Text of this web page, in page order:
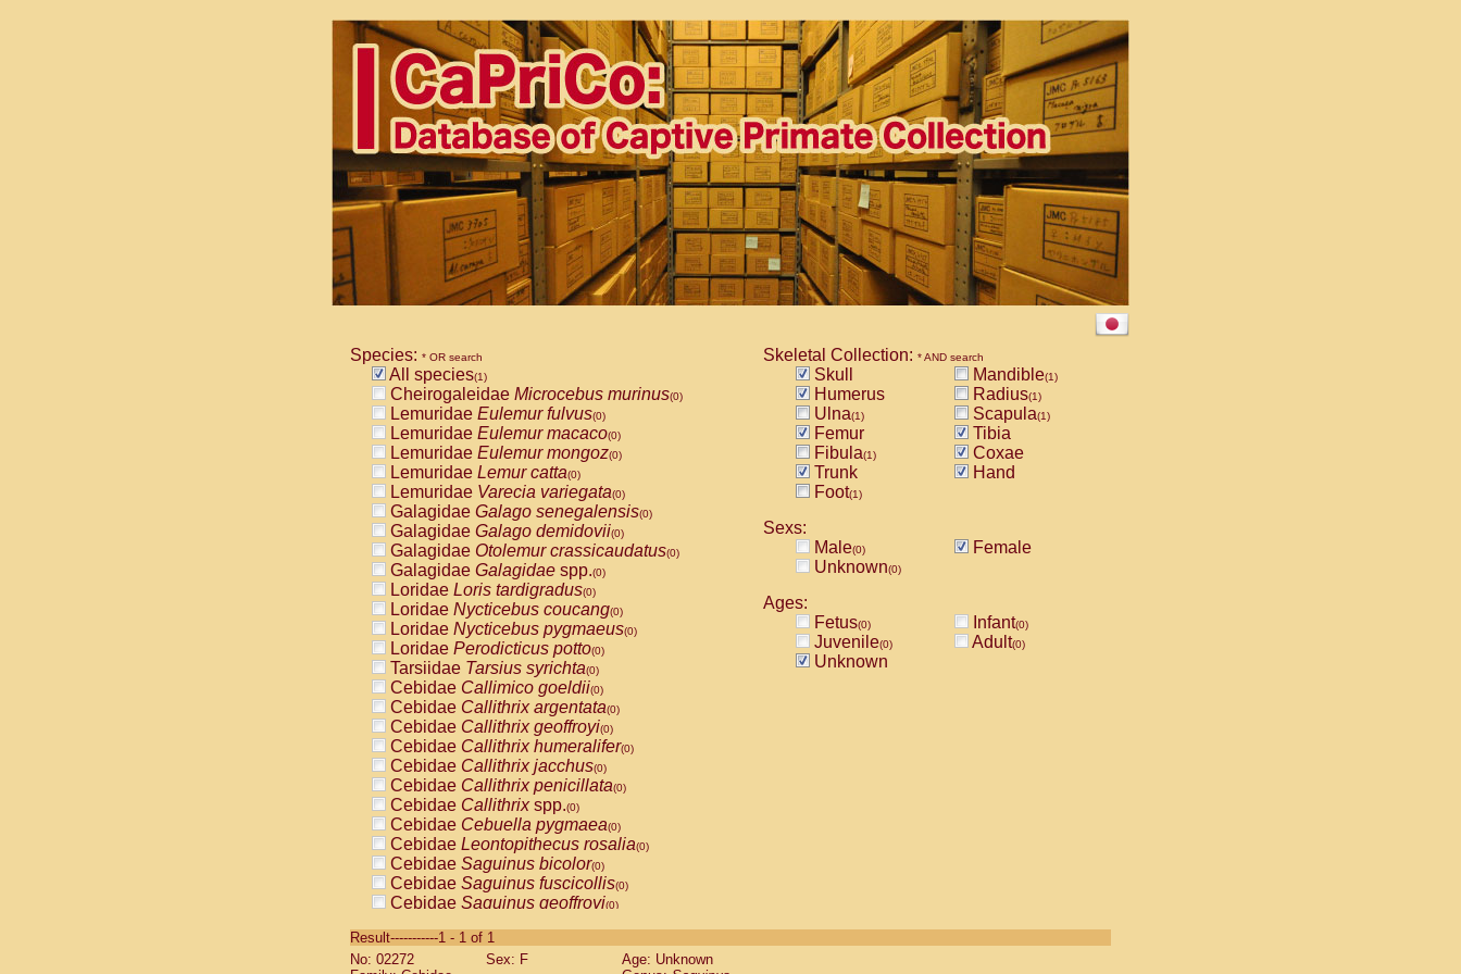
Species: * OR search
All species(1)
Cheirogaleidae Microcebus murinus(0)
Lemuridae Eulemur fulvus(0)
Lemuridae Eulemur macaco(0)
Lemuridae Eulemur mongoz(0)
Lemuridae Lemur catta(0)
Lemuridae Varecia variegata(0)
Galagidae Galago senegalensis(0)
Galagidae Galago demidovii(0)
Galagidae Otolemur crassicaudatus(0)
Galagidae Galagidae spp.(0)
Loridae Loris tardigradus(0)
Loridae Nycticebus coucang(0)
Loridae Nycticebus pygmaeus(0)
Loridae Perodicticus potto(0)
Tarsiidae Tarsius syrichta(0)
Cebidae Callimico goeldii(0)
Cebidae Callithrix argentata(0)
Cebidae Callithrix geoffroyi(0)
Cebidae Callithrix humeralifer(0)
Cebidae Callithrix jacchus(0)
Cebidae Callithrix penicillata(0)
Cebidae Callithrixspp.(0)
Cebidae Cebuella pygmaea(0)
Cebidae Leontopithecus rosalia(0)
Cebidae Saguinus bicolor(0)
Cebidae Saguinus fuscicollis(0)
Cebidae Saguinus geoffroyi(0)
CebidaeSaguinus labiatus(0)
Cebidae Saguinus leucopus (0)
Skeletal Collection: * AND search
Skull Mandible(1)
Humerus Radius(1)
Ulna(1) Scapula(1)
Femur
Tibia
Fibula(1)
Coxae
Trunk
Hand
Foot(1)
Sexs:
Male(0)
Female
Unknown(0)
Ages:
Fetus(0) Infant(0)
Juvenile(0) Adult(0)
Unknown
Result-----------1 - 1 of 1
No: 02272
Sex: F
Age: Unknown